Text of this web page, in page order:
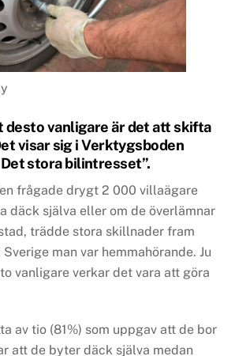
desto vanligare är det att skifta
visar sig i Verktygsboden
stora bilintresset”.
frågade drygt 2 000 villaägare
däck själva eller om de överlämnar
trädde stora skillnader fram
man var hemmahörande. Ju
vanligare verkar det vara att göra
av tio (81%) som uppgav att de bor
att de byter däck själva medan